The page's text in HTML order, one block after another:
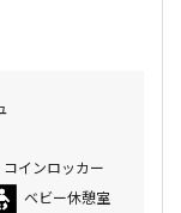
コインロッカー
ベビー休憩室